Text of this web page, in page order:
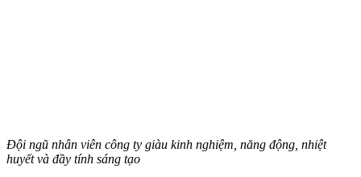
Đội ngũ nhân viên công ty giàu kinh nghiệm, năng động, nhiệt
huyết và đầy tính sáng tạo